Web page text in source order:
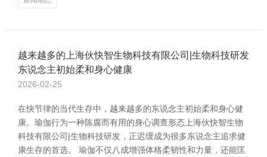
越来越多的上海伙快智生物科技有限公司|生物科技研发
东说念主初始柔和身心健康
2026-02-25
在快节律的当代生存中，越来越多的东说念主初始柔和身心健
康。瑜伽行为一种陈腐而有用的身心调查形态上海伙快智生物
科技有限公司|生物科技研发，正迟缓成为很多东说念主追求健
康生存的首选。 瑜伽不仅八成增强体格柔韧性和力量，还能匡